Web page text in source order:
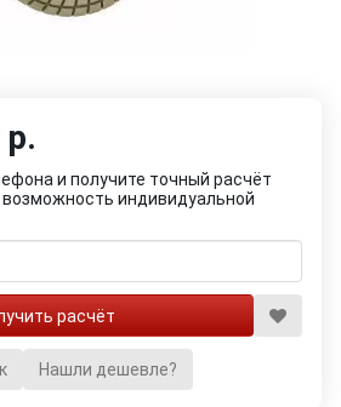
и получите точный расчёт
индивидуальной
Нашли дешевле?